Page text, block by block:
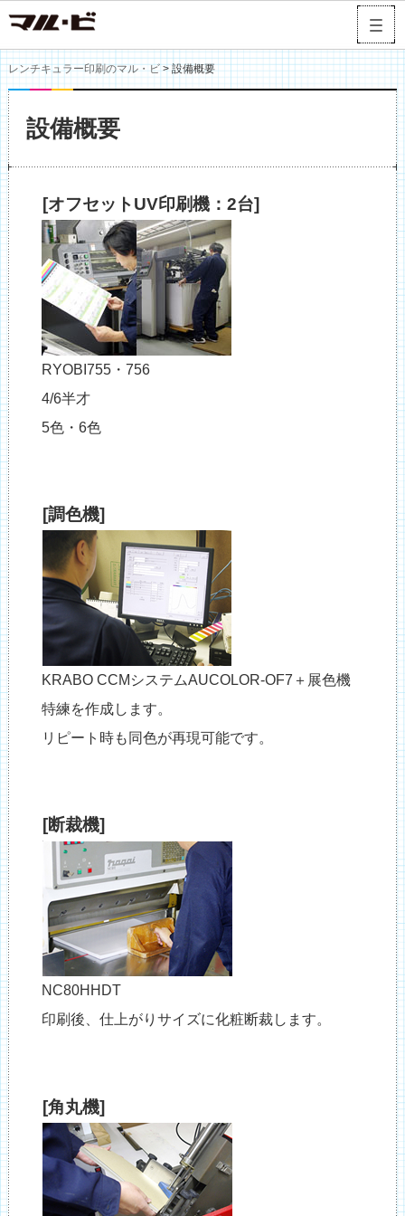
レンチキュラー印刷のマル・ビ> 設備概要
設備概要
[オフセットUV印刷機：2台]
RYOBI755・756
4/6半才
5色・6色
[調色機]
KRABO CCMシステムAUCOLOR-OF7＋展色機
特練を作成します。
リピート時も同色が再現可能です。
[断裁機]
NC80HHDT
印刷後、仕上がりサイズに化粧断裁します。
[角丸機]